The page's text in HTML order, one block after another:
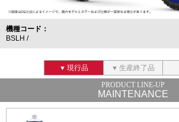
機種コード
BSLH
現行品 生産終了品
MAINTENANCE